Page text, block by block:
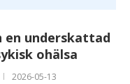
en underskattad
ohälsa
2026-05-13